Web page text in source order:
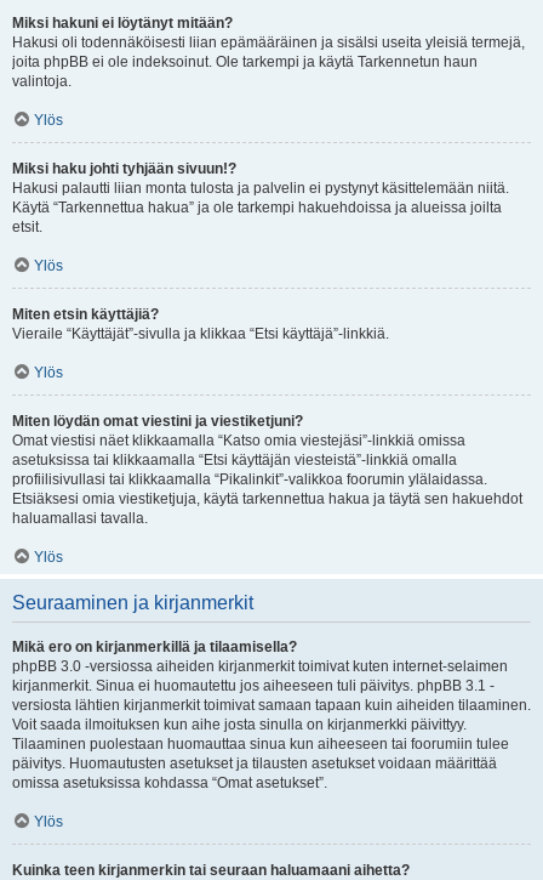
Miksi hakuni ei löytänyt mitään?
Hakusi oli todennäköisesti liian epämääräinen ja sisälsi useita yleisiä termejä,
joita phpBB ei ole indeksoinut. Ole tarkempi ja käytä Tarkennetun haun
valintoja.
Ylös
Miksi haku johti tyhjään sivuun!?
Hakusi palautti liian monta tulosta ja palvelin ei pystynyt käsittelemään niitä.
Käytä “Tarkennettua hakua” ja ole tarkempi hakuehdoissa ja alueissa joilta
etsit.
Ylös
Miten etsin käyttäjiä?
Vieraile “Käyttäjät”-sivulla ja klikkaa “Etsi käyttäjä”-linkkiä.
Ylös
Miten löydän omat viestini ja viestiketjuni?
Omat viestisi näet klikkaamalla “Katso omia viestejäsi”-linkkiä omissa
asetuksissa tai klikkaamalla “Etsi käyttäjän viesteistä”-linkkiä omalla
profiilisivullasi tai klikkaamalla “Pikalinkit”-valikkoa foorumin ylälaidassa.
Etsiäksesi omia viestiketjuja, käytä tarkennettua hakua ja täytä sen hakuehdot
haluamallasi tavalla.
Ylös
Seuraaminen ja kirjanmerkit
Mikä ero on kirjanmerkillä ja tilaamisella?
phpBB 3.0 -versiossa aiheiden kirjanmerkit toimivat kuten internet-selaimen
kirjanmerkit. Sinua ei huomautettu jos aiheeseen tuli päivitys. phpBB 3.1 -
versiosta lähtien kirjanmerkit toimivat samaan tapaan kuin aiheiden tilaaminen.
Voit saada ilmoituksen kun aihe josta sinulla on kirjanmerkki päivittyy.
Tilaaminen puolestaan huomauttaa sinua kun aiheeseen tai foorumiin tulee
päivitys. Huomautusten asetukset ja tilausten asetukset voidaan määrittää
omissa asetuksissa kohdassa “Omat asetukset”.
Ylös
Kuinka teen kirjanmerkin tai seuraan haluamaani aihetta?